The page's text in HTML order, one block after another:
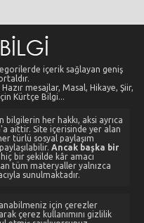
içerik sağlayan geniş
mesajlar, Masal, Hikaye, Şiir,
Kürtçe Bilgi...
her hakkı, aksi ayrıca
aittir. Site içerisinde yer alan
türlü sosyal paylaşım
Ancak başka bir
bir şekilde kâr amacı
tüm materyaller yalnızca
sunulmaktadır.
için çerezler
çerez kullanımını gizlilik